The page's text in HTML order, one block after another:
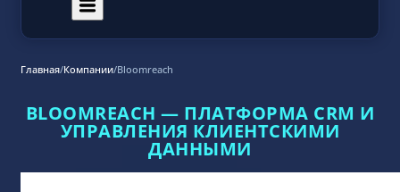
Главная/Компании/Bloomreach
BLOOMREACH — ПЛАТФОРМА CRM И
УПРАВЛЕНИЯ КЛИЕНТСКИМИ
ДАННЫМИ